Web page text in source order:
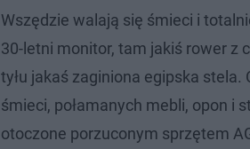
Wszędzie walają się śmieci i
30-letni monitor, tam jakiś rower z
tyłu jakaś zaginiona egipska stela.
śmieci, połamanych mebli, opon i
otoczone porzuconym sprzętem